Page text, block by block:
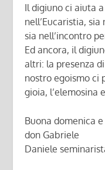
Il digiuno ci aiuta
nell’Eucaristia,
sia nell’incontro
Ed ancora, il
altri: la presenza
nostro egoismo ci
gioia, l’elemosina
Buona domenica
don Gabriele
Daniele